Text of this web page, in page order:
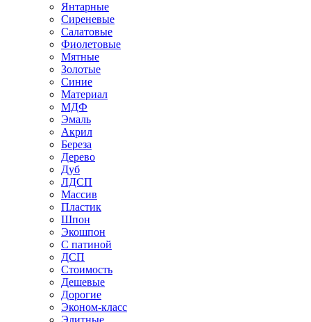
Янтарные
Сиреневые
Салатовые
Фиолетовые
Мятные
Золотые
Синие
Материал
МДФ
Эмаль
Акрил
Береза
Дерево
Дуб
ЛДСП
Массив
Пластик
Шпон
Экошпон
С патиной
ДСП
Стоимость
Дешевые
Дорогие
Эконом-класс
Элитные